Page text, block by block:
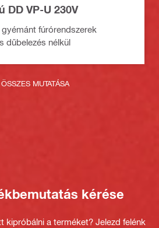
DD VP-U 230V
fúrórendszerek
dűbelezés nélkül
ÖSSZES MUTATÁSA
kérése
kipróbálni a terméket? Jelezd felénk